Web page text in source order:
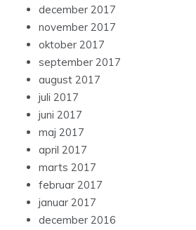
december 2017
november 2017
oktober 2017
september 2017
august 2017
juli 2017
juni 2017
maj 2017
april 2017
marts 2017
februar 2017
januar 2017
december 2016